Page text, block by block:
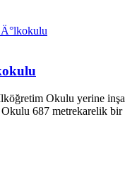
Okulu yerine inşa
687 metrekarelik bir